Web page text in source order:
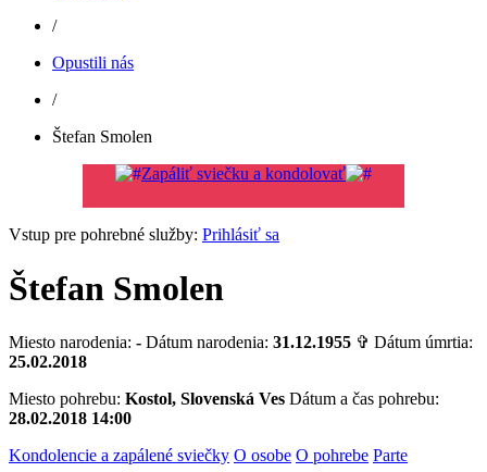
/
Opustili nás
/
Štefan Smolen
Zapáliť sviečku a kondolovať
Vstup pre pohrebné služby: Prihlásiť sa
Štefan Smolen
Miesto narodenia: - Dátum narodenia: 31.12.1955 ✞ Dátum úmrtia:
25.02.2018
Miesto pohrebu: Kostol, Slovenská Ves Dátum a čas pohrebu:
28.02.2018 14:00
Kondolencie a zapálené sviečky O osobe O pohrebe Parte